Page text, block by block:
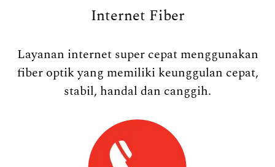
Internet Fiber
Layanan internet super cepat menggunakan
fiber optik yang memiliki keunggulan cepat,
stabil, handal dan canggih.